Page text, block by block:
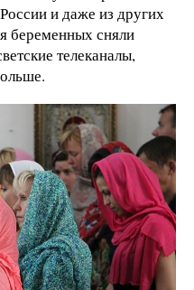
и даже из других
беременных сняли
телеканалы,